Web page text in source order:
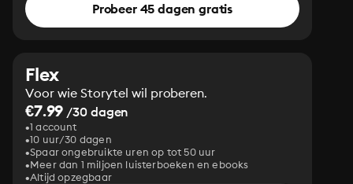
Probeer 45 dagen gratis
Flex
Voor wie Storytel wil proberen.
€7.99 /30 dagen
1 account
10 uur/30 dagen
Spaar ongebruikte uren op tot 50 uur
Meer dan 1 miljoen luisterboeken en ebooks
Altijd opzegbaar